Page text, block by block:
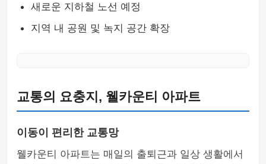
새로운 지하철 노선 예정
지역 내 공원 및 녹지 공간 확장
교통의 요충지, 웰카운티 아파트
이동이 편리한 교통망
웰카운티 아파트는 매일의 출퇴근과 일상 생활에서